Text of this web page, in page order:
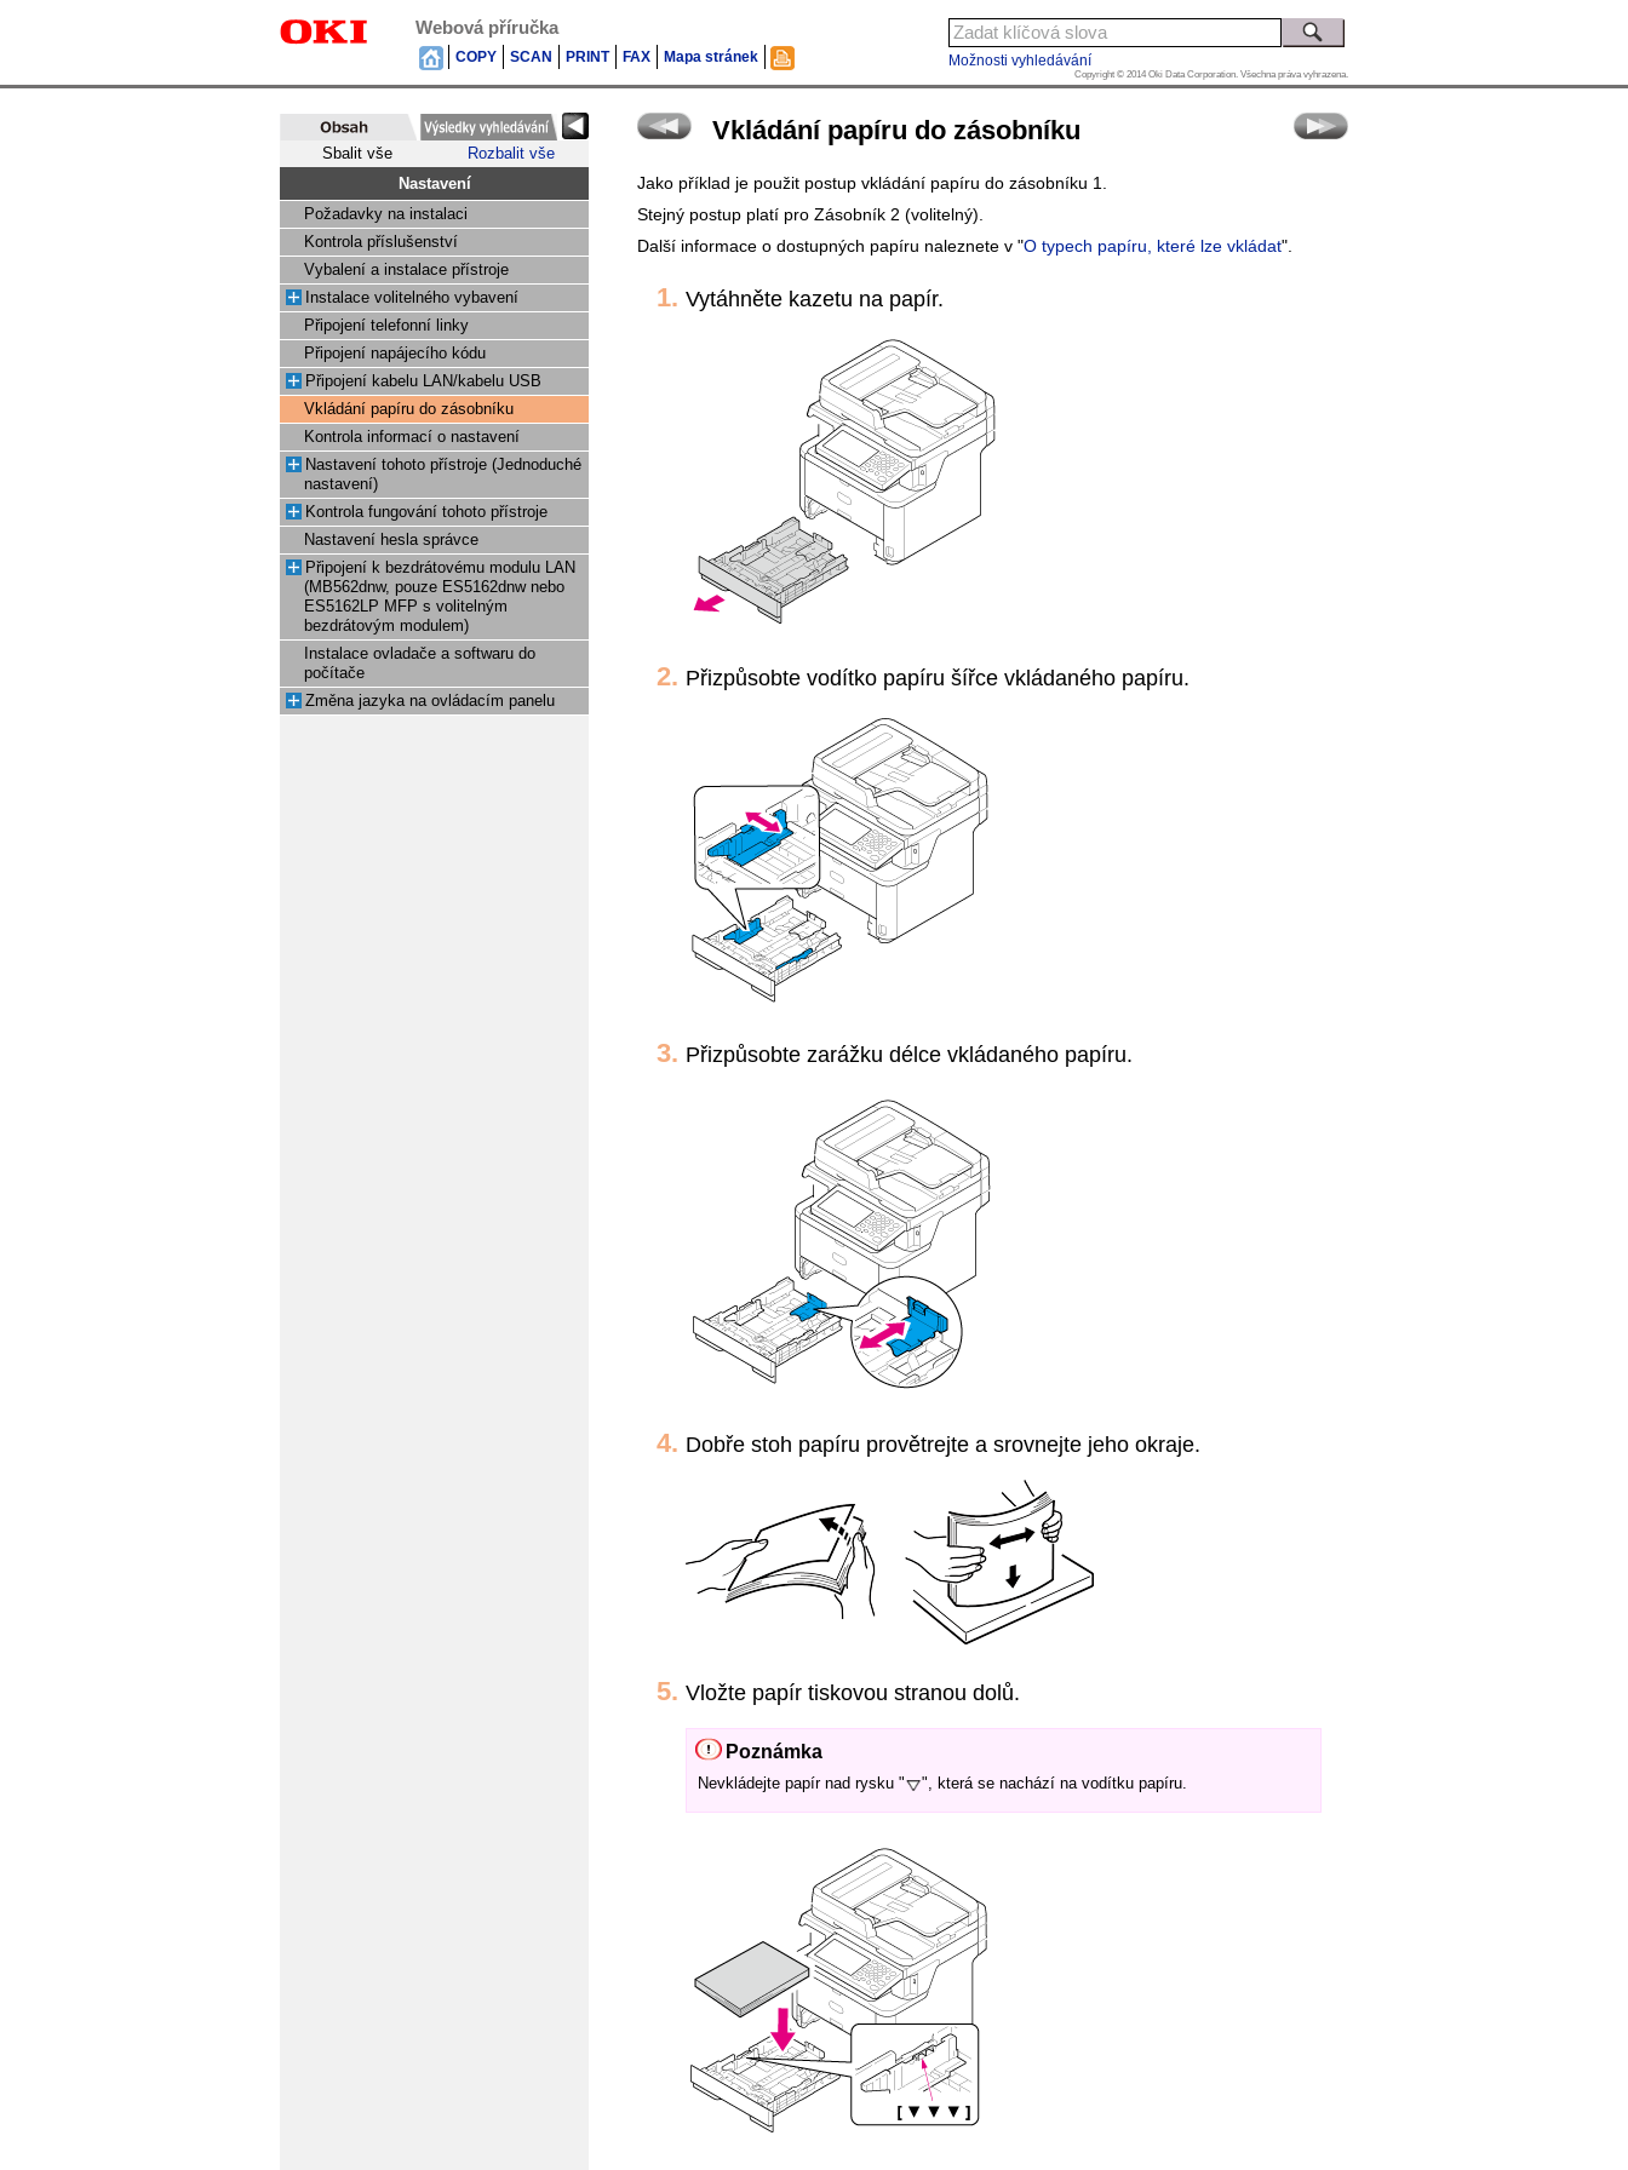
Webová příručka
Možnosti vyhledávání
COPY SCAN PRINT FAX Mapa stránek
Copyright © 2014 Oki Data Corporation. Všechna práva vyhrazena.
Sbalit vše Rozbalit vše
Nastavení
Požadavky na instalaci
Kontrola příslušenství
Vybalení a instalace přístroje
Instalace volitelného vybavení
Připojení telefonní linky
Připojení napájecího kódu
Připojení kabelu LAN/kabelu USB
Vkládání papíru do zásobníku
Kontrola informací o nastavení
Nastavení tohoto přístroje (Jednoduché
nastavení)
Kontrola fungování tohoto přístroje
Nastavení hesla správce
Připojení k bezdrátovému modulu LAN
(MB562dnw, pouze ES5162dnw nebo
ES5162LP MFP s volitelným
bezdrátovým modulem)
Instalace ovladače a softwaru do
počítače
Změna jazyka na ovládacím panelu
Vkládání papíru do zásobníku
Jako příklad je použit postup vkládání papíru do zásobníku 1.
Stejný postup platí pro Zásobník 2 (volitelný).
Další informace o dostupných papíru naleznete v "O typech papíru, které lze vkládat".
Vytáhněte kazetu na papír.
Přizpůsobte vodítko papíru šířce vkládaného papíru.
Přizpůsobte zarážku délce vkládaného papíru.
Dobře stoh papíru provětrejte a srovnejte jeho okraje.
Vložte papír tiskovou stranou dolů.
Poznámka
Nevkládejte papír nad rysku " ", která se nachází na vodítku papíru.